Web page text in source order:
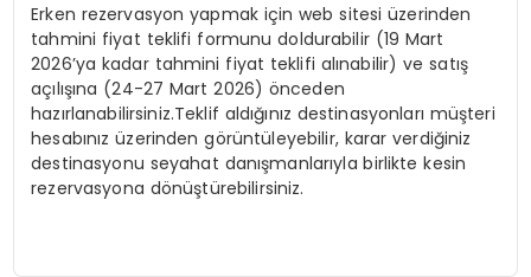
Erken rezervasyon yapmak için web sitesiüzerinden
tahmini fiyat teklifi formunu doldurabilir (19 Mart
2026’ya kadar tahmini fiyat teklifi alınabilir)ve satış
açılışına (24-27 Mart 2026) önceden
hazırlanabilirsiniz.Teklif aldığınız destinasyonları müşteri
hesabınız üzerinden görüntüleyebilir, karar verdiğiniz
destinasyonu seyahat danışmanlarıyla birlikte kesin
rezervasyona dönüştürebilirsiniz.